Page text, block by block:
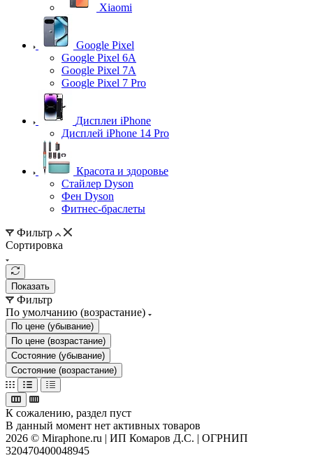
Xiaomi
Google Pixel
Google Pixel 6A
Google Pixel 7А
Google Pixel 7 Pro
Дисплеи iPhone
Дисплей iPhone 14 Pro
Красота и здоровье
Стайлер Dyson
Фен Dyson
Фитнес-браслеты
Фильтр
Сортировка
Показать
Фильтр
По умолчанию (возрастание)
По цене (убывание)
По цене (возрастание)
Состояние (убывание)
Состояние (возрастание)
К сожалению, раздел пуст
В данный момент нет активных товаров
2026 © Miraphone.ru | ИП Комаров Д.С. | ОГРНИП
320470400048945